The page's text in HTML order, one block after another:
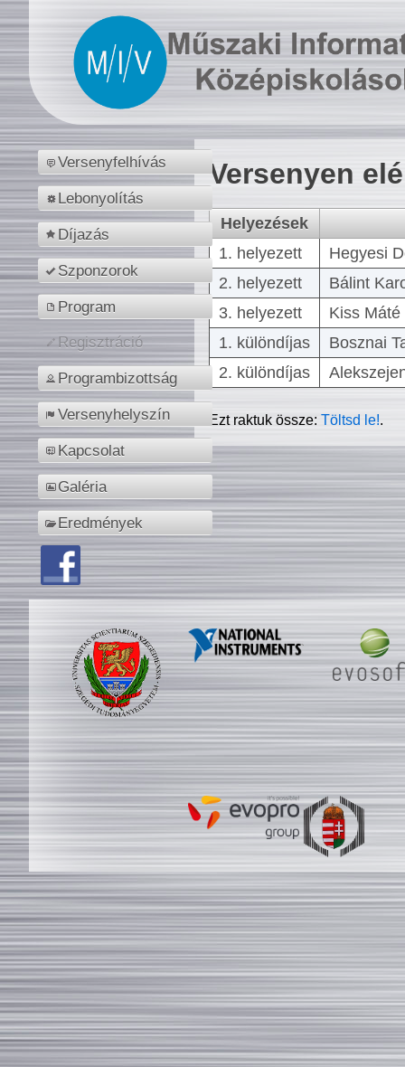
Versenyfelhívás
Lebonyolítás
Díjazás
Szponzorok
Program
Regisztráció
Programbizottság
Versenyhelyszín
Kapcsolat
Galéria
Eredmények
Versenyen
Helyezések
1. helyezett
Hegyesi
2. helyezett
Bálint
3. helyezett
Kiss
1. különdíjas
Bosznai
2. különdíjas
Ezt raktuk össze:Töltsd le!.